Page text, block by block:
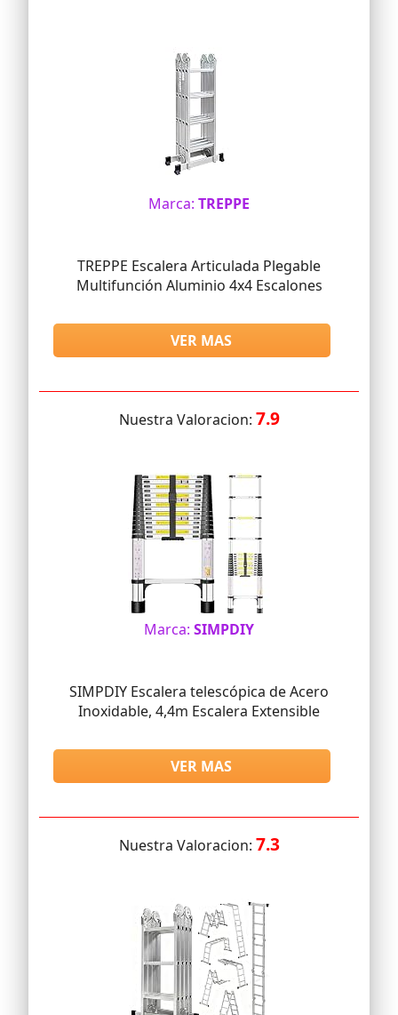
Marca: TREPPE
TREPPE Escalera Articulada Plegable
Multifunción Aluminio 4x4 Escalones
VER MAS
Nuestra Valoracion: 7.9
Marca: SIMPDIY
SIMPDIY Escalera telescópica de Acero
Inoxidable, 4,4m Escalera Extensible
VER MAS
Nuestra Valoracion: 7.3